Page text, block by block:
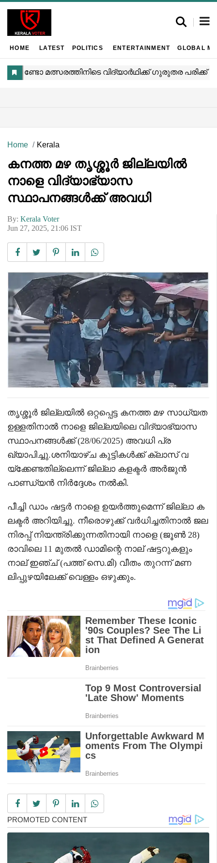
HOME LATEST POLITICS ENTERTAINMENT GLOBAL
Home Kerala
കനത്ത മഴ തൃശ്ശൂർ ജില്ലയിൽ
നാളെ വിദ്യാഭ്യാസ
സ്ഥാപനങ്ങൾക്ക് അവധി
By: Kerala Voter
Jun 27, 2025, 21:06 IST
തൃശ്ശൂർ ജില്ലയിൽ ഒറ്റപ്പെട്ട കനത്ത മഴ സാധ്യത
ഉള്ളതിനാൽ നാളെ ജില്ലയിലെ വിദ്യാഭ്യാസ
സ്ഥാപനങ്ങൾക്ക് (28/06/2025) അവധി പ്ര
ഖ്യാപിച്ചു.ശനിയാഴ്ച കുട്ടികൾക്ക് ക്ലാസ് വ
യ്‌ക്കേണ്ടതില്ലെന്ന് ജില്ലാ കളക്ടർ അർജുൻ
പാണ്ഡ്യൻ നിർദ്ദേശം നൽകി.
പീച്ചി ഡാം ഷട്ടർ നാളെ ഉയർത്തുമെന്ന് ജില്ലാ ക
ലക്ടർ അറിയിച്ചു. നീരൊഴുക്ക് വർധിച്ചതിനാൽ ജല
നിരപ്പ് നിയന്ത്രിക്കുന്നതിനായി നാളെ (ജൂൺ 28)
രാവിലെ 11 മുതൽ ഡാമിന്റെ നാല് ഷട്ടറുകളും
നാല് ഇഞ്ച് (പത്ത് സെ.മി) വീതം തുറന്ന് മണ
ലിപ്പുഴയിലേക്ക് വെള്ളം ഒഴുക്കും.